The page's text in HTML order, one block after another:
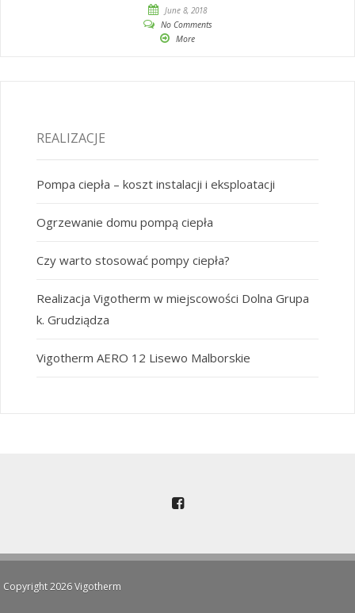
June 8, 2018
No Comments
More
REALIZACJE
Pompa ciepła – koszt instalacji i eksploatacji
Ogrzewanie domu pompą ciepła
Czy warto stosować pompy ciepła?
Realizacja Vigotherm w miejscowości Dolna Grupa
k. Grudziądza
Vigotherm AERO 12 Lisewo Malborskie
Copyright 2026 Vigotherm